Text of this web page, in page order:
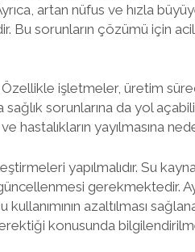
artan nüfus ve hızla
sorunların çözümü için acil
işletmeler, üretim
sorunlarına da yol
hastalıkların yayılmasına
yapılmalıdır. Su
gerekmektedir.
azaltılması
konusunda